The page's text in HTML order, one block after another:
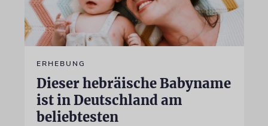
ERHEBUNG
Dieser hebräische Babyname
ist in Deutschland am
beliebtesten